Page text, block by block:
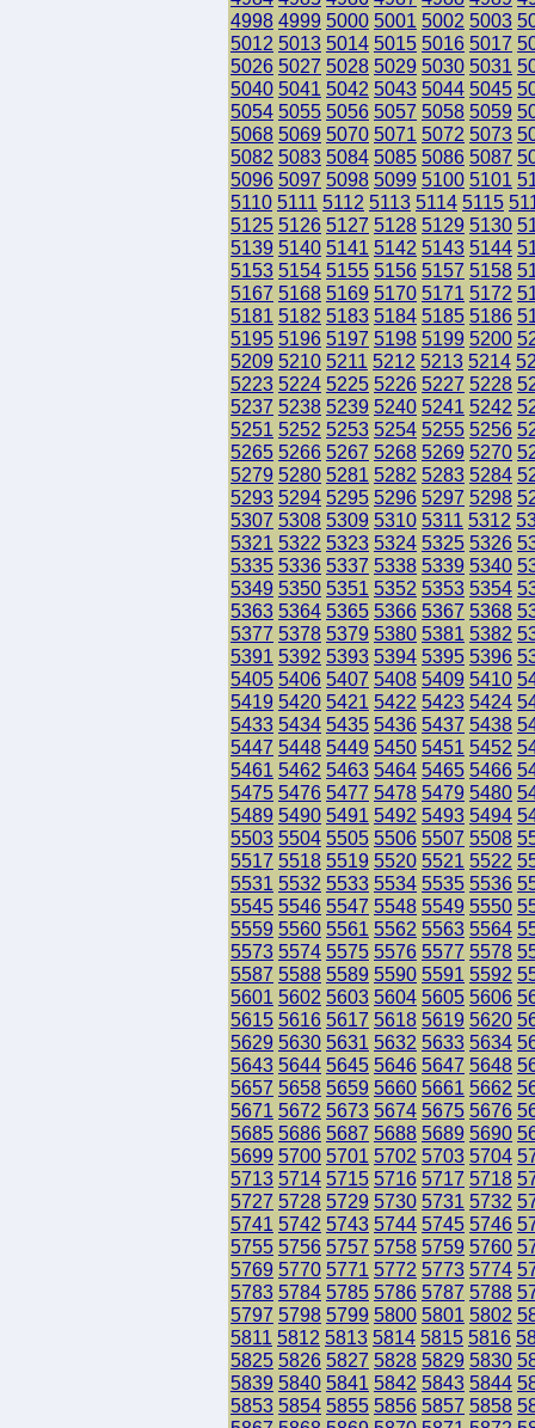
4998 4999 5000 5001 5002 5003
5012 5013 5014 5015 5016 5017
5026 5027 5028 5029 5030 5031
5040 5041 5042 5043 5044 5045
5054 5055 5056 5057 5058 5059
5068 5069 5070 5071 5072 5073
5082 5083 5084 5085 5086 5087
5096 5097 5098 5099 5100 5101
5110 5111 5112 5113 5114 5115
5125 5126 5127 5128 5129 5130
5139 5140 5141 5142 5143 5144
5153 5154 5155 5156 5157 5158
5167 5168 5169 5170 5171 5172
5181 5182 5183 5184 5185 5186
5195 5196 5197 5198 5199 5200
5209 5210 5211 5212 5213 5214
5223 5224 5225 5226 5227 5228
5237 5238 5239 5240 5241 5242
5251 5252 5253 5254 5255 5256
5265 5266 5267 5268 5269 5270
5279 5280 5281 5282 5283 5284
5293 5294 5295 5296 5297 5298
5307 5308 5309 5310 5311 5312
5321 5322 5323 5324 5325 5326
5335 5336 5337 5338 5339 5340
5349 5350 5351 5352 5353 5354
5363 5364 5365 5366 5367 5368
5377 5378 5379 5380 5381 5382
5391 5392 5393 5394 5395 5396
5405 5406 5407 5408 5409 5410
5419 5420 5421 5422 5423 5424
5433 5434 5435 5436 5437 5438
5447 5448 5449 5450 5451 5452
5461 5462 5463 5464 5465 5466
5475 5476 5477 5478 5479 5480
5489 5490 5491 5492 5493 5494
5503 5504 5505 5506 5507 5508
5517 5518 5519 5520 5521 5522
5531 5532 5533 5534 5535 5536
5545 5546 5547 5548 5549 5550
5559 5560 5561 5562 5563 5564
5573 5574 5575 5576 5577 5578
5587 5588 5589 5590 5591 5592
5601 5602 5603 5604 5605 5606
5615 5616 5617 5618 5619 5620
5629 5630 5631 5632 5633 5634
5643 5644 5645 5646 5647 5648
5657 5658 5659 5660 5661 5662
5671 5672 5673 5674 5675 5676
5685 5686 5687 5688 5689 5690
5699 5700 5701 5702 5703 5704
5713 5714 5715 5716 5717 5718
5727 5728 5729 5730 5731 5732
5741 5742 5743 5744 5745 5746
5755 5756 5757 5758 5759 5760
5769 5770 5771 5772 5773 5774
5783 5784 5785 5786 5787 5788
5797 5798 5799 5800 5801 5802
5811 5812 5813 5814 5815 5816
5825 5826 5827 5828 5829 5830
5839 5840 5841 5842 5843 5844
5853 5854 5855 5856 5857 5858